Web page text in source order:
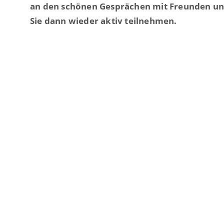
an den schönen Gesprächen mit Freunden
Sie dann wieder aktiv teilnehmen.